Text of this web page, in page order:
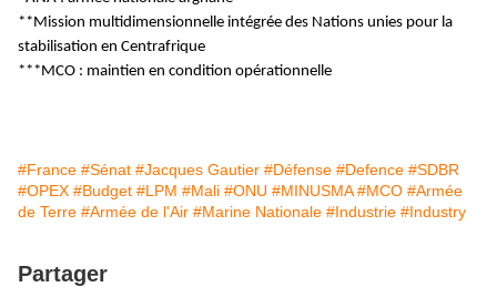
**Mission multidimensionnelle intégrée des Nations unies pour la
stabilisation en Centrafrique
***MCO : maintien en condition opérationnelle
#France #Sénat #Jacques Gautier #Défense #Defence #SDBR
#OPEX #Budget #LPM #Mali #ONU #MINUSMA #MCO #Armée
de Terre #Armée de l'Air #Marine Nationale #Industrie #Industry
Partager